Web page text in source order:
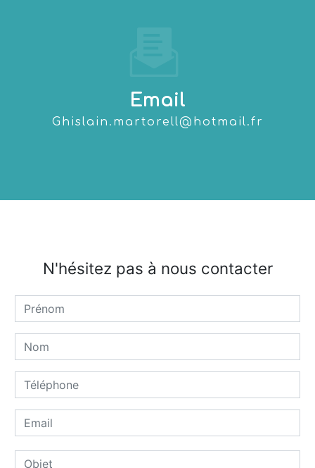
Email
ghislain.martorell@hotmail.fr
N'hésitez pas à nous contacter